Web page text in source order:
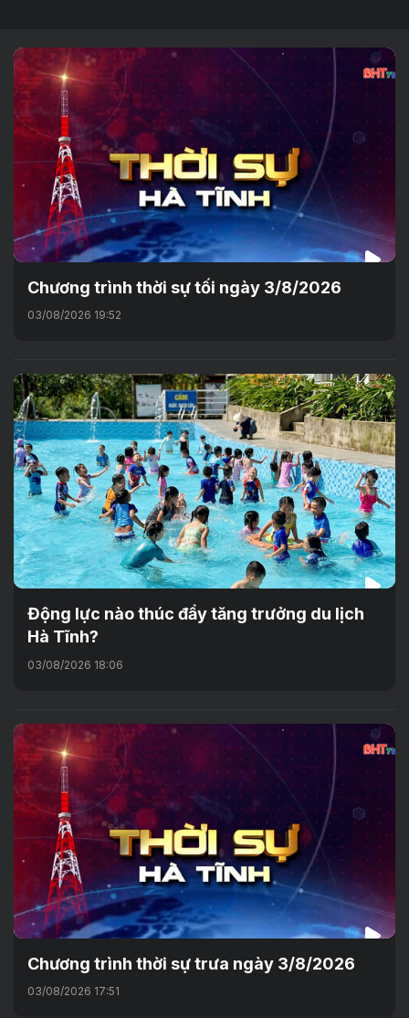
Chương trình thời sự tối ngày 3/8/2026
03/08/2026 19:52
Động lực nào thúc đẩy tăng trưởng du lịch
Hà Tĩnh?
03/08/2026 18:06
Chương trình thời sự trưa ngày 3/8/2026
03/08/2026 17:51